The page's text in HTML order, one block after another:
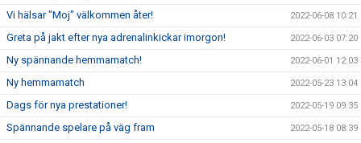
Vi hälsar "Moj" välkommen åter! 2022-06-08 10:21
Greta på jakt efter nya adrenalinkickar imorgon! 2022-06-03 07:20
Ny spännande hemmamatch! 2022-06-01 12:03
Ny hemmamatch 2022-05-23 13:04
Dags för nya prestationer! 2022-05-19 09:35
Spännande spelare på väg fram 2022-05-18 08:39